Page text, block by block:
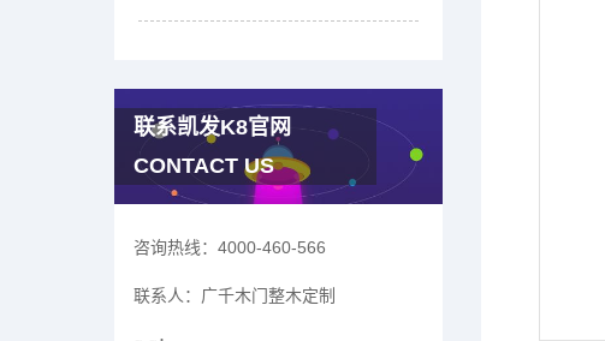
联系凯发K8官网
CONTACT US
咨询热线： 4000-460-566
联系人： 广千木门整木定制